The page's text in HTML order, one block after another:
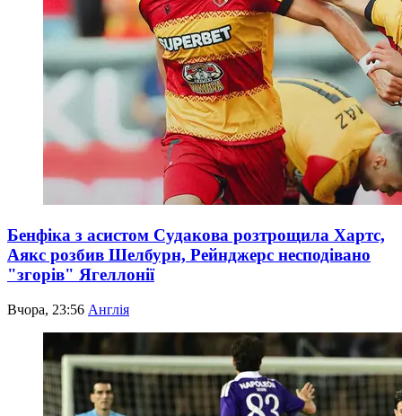
Бенфіка з асистом Судакова розтрощила Хартс,
Аякс розбив Шелбурн, Рейнджерс несподівано
"згорів" Ягеллонії
Вчора, 23:56 Англія